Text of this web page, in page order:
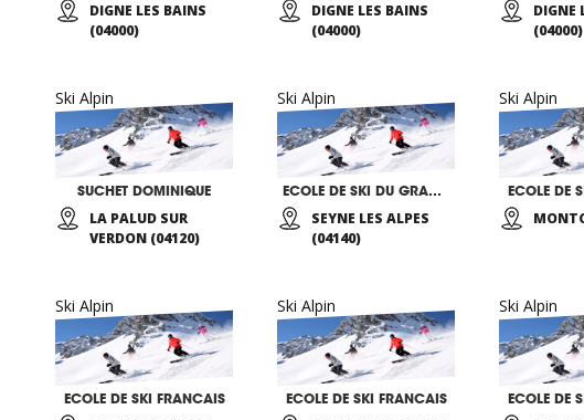
DIGNE LES BAINS
(04000)
DIGNE LES BAINS
(04000)
DIGNE
(04000)
Ski Alpin
SUCHET DOMINIQUE
LA PALUD SUR
VERDON (04120)
Ski Alpin
ECOLE DE SKI DU GRAND PUY
SEYNE LES ALPES
(04140)
Ski Alpin
ECOLE DE
Ski Alpin
ECOLE DE SKI FRANCAIS
Ski Alpin
ECOLE DE SKI FRANCAIS
Ski Alpin
ECOLE DE